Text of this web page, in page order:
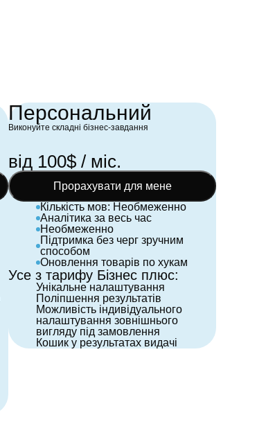
Персональний
Виконуйте складні бізнес-завдання
від 100$ / міс.
Прорахувати для мене
Кількість мов: Необмеженно
Аналітика за весь час
Необмеженно
Підтримка без черг зручним
способом
Оновлення товарів по хукам
Усе з тарифу Бізнес плюс:
Унікальне налаштування
Поліпшення результатів
Можливість індивідуального
налаштування зовнішнього
вигляду під замовлення
Кошик у результатах видачі